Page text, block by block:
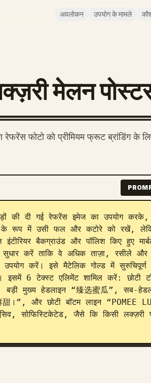
अवलोकन उपयोग के मामले
मेलन
फोटो को प्रीमियम फ्रूट ब्रांडिंग के
दी गई रेफरेंस इमेज का उपयोग करके,
के रूप में उसी फल और कटोरे को रखें,
बैकग्राउंड और पॉलिश किए हुए
सुधार करें ताकि वे अधिक ताज़ा, रसीले और
उपयोग करें। इसे मैटेलिक गोल्ड में सुरुचिपूर्ण
इसमें 6 टेक्स्ट एलिमेंट शामिल करें: छोटी
बड़ी मुख्य हेडलाइन “臻选蜜瓜”, सब-
甜।”, और छोटी बॉटम लाइन “POMEE
सोफिस्टिकेटेड, जैसे कि किसी लक्ज़री